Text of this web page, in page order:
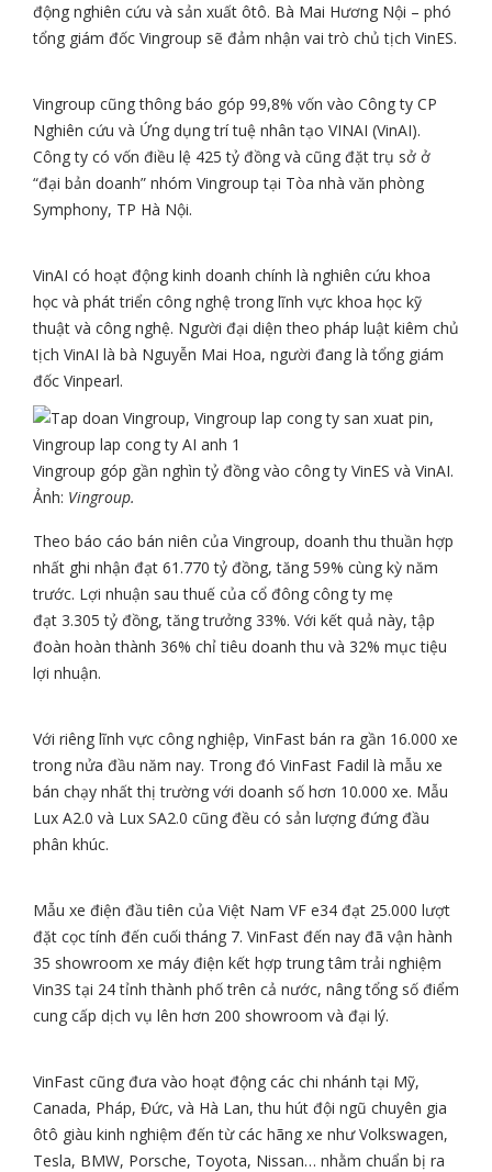
động nghiên cứu và sản xuất ôtô. Bà Mai Hương Nội – phó
tổng giám đốc Vingroup sẽ đảm nhận vai trò chủ tịch VinES.
Vingroup cũng thông báo góp 99,8% vốn vào Công ty CP
Nghiên cứu và Ứng dụng trí tuệ nhân tạo VINAI (VinAI).
Công ty có vốn điều lệ 425 tỷ đồng và cũng đặt trụ sở ở
“đại bản doanh” nhóm Vingroup tại Tòa nhà văn phòng
Symphony, TP Hà Nội.
VinAI có hoạt động kinh doanh chính là nghiên cứu khoa
học và phát triển công nghệ trong lĩnh vực khoa học kỹ
thuật và công nghệ. Người đại diện theo pháp luật kiêm chủ
tịch VinAI là bà Nguyễn Mai Hoa, người đang là tổng giám
đốc Vinpearl.
Vingroup góp gần nghìn tỷ đồng vào công ty VinES và VinAI.
Ảnh: Vingroup.
Theo báo cáo bán niên của Vingroup, doanh thu thuần hợp
nhất ghi nhận đạt 61.770 tỷ đồng, tăng 59% cùng kỳ năm
trước. Lợi nhuận sau thuế của cổ đông công ty mẹ
đạt 3.305 tỷ đồng, tăng trưởng 33%. Với kết quả này, tập
đoàn hoàn thành 36% chỉ tiêu doanh thu và 32% mục tiệu
lợi nhuận.
Với riêng lĩnh vực công nghiệp, VinFast bán ra gần 16.000 xe
trong nửa đầu năm nay. Trong đó VinFast Fadil là mẫu xe
bán chạy nhất thị trường với doanh số hơn 10.000 xe. Mẫu
Lux A2.0 và Lux SA2.0 cũng đều có sản lượng đứng đầu
phân khúc.
Mẫu xe điện đầu tiên của Việt Nam VF e34 đạt 25.000 lượt
đặt cọc tính đến cuối tháng 7. VinFast đến nay đã vận hành
35 showroom xe máy điện kết hợp trung tâm trải nghiệm
Vin3S tại 24 tỉnh thành phố trên cả nước, nâng tổng số điểm
cung cấp dịch vụ lên hơn 200 showroom và đại lý.
VinFast cũng đưa vào hoạt động các chi nhánh tại Mỹ,
Canada, Pháp, Đức, và Hà Lan, thu hút đội ngũ chuyên gia
ôtô giàu kinh nghiệm đến từ các hãng xe như Volkswagen,
Tesla, BMW, Porsche, Toyota, Nissan… nhằm chuẩn bị ra